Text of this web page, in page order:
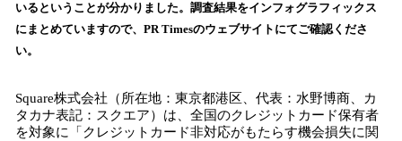
込
み
中
いるということが分かりました。調査結果をインフォグラフィックス
にまとめていますので、PR Timesのウェブサイトにてご確認くださ
い。
Square株式会社（所在地：東京都港区、代表：水野博商、カ
タカナ表記：スクエア）は、全国のクレジットカード保有者
を対象に「クレジットカード非対応がもたらす機会損失に関